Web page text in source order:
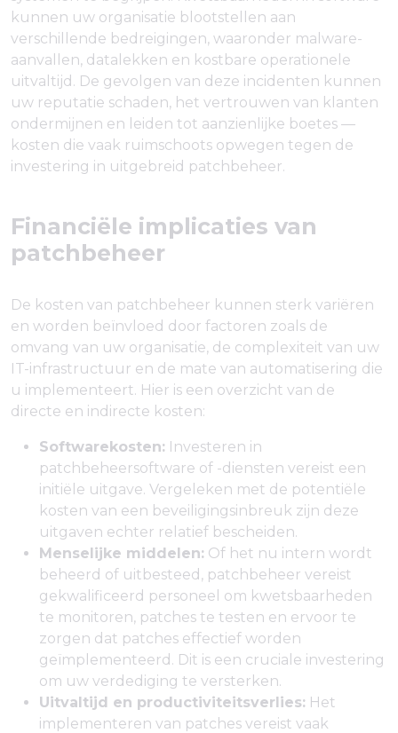
kunnen uw organisatie blootstellen aan
verschillende bedreigingen, waaronder malware-
aanvallen, datalekken en kostbare operationele
uitvaltijd. De gevolgen van deze incidenten kunnen
uw reputatie schaden, het vertrouwen van klanten
ondermijnen en leiden tot aanzienlijke boetes —
kosten die vaak ruimschoots opwegen tegen de
investering in uitgebreid patchbeheer.
Financiële implicaties van
patchbeheer
De kosten van patchbeheer kunnen sterk variëren
en worden beïnvloed door factoren zoals de
omvang van uw organisatie, de complexiteit van uw
IT-infrastructuur en de mate van automatisering die
u implementeert. Hier is een overzicht van de
directe en indirecte kosten:
Softwarekosten: Investeren in
patchbeheersoftware of -diensten vereist een
initiële uitgave. Vergeleken met de potentiële
kosten van een beveiligingsinbreuk zijn deze
uitgaven echter relatief bescheiden.
Menselijke middelen: Of het nu intern wordt
beheerd of uitbesteed, patchbeheer vereist
gekwalificeerd personeel om kwetsbaarheden
te monitoren, patches te testen en ervoor te
zorgen dat patches effectief worden
geïmplementeerd. Dit is een cruciale investering
om uw verdediging te versterken.
Uitvaltijd en productiviteitsverlies: Het
implementeren van patches vereist vaak